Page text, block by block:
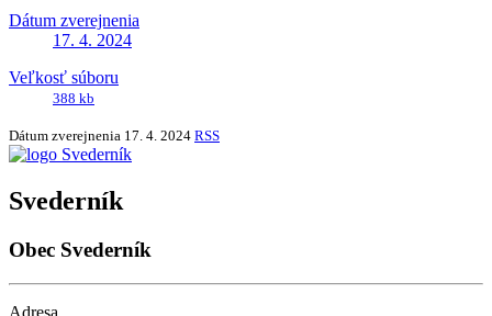
Dátum zverejnenia
17. 4. 2024
Veľkosť súboru
388 kb
Dátum zverejnenia 17. 4. 2024 RSS
Svederník
Obec Svederník
Adresa